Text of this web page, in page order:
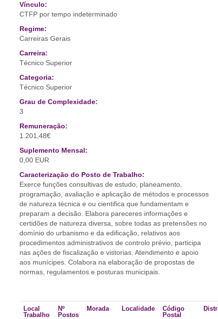
Vínculo:
CTFP por tempo indeterminado
Regime:
Carreiras Gerais
Carreira:
Técnico Superior
Categoria:
Técnico Superior
Grau de Complexidade:
3
Remuneração:
1.201,48€
Suplemento Mensal:
0,00 EUR
Caracterização do Posto de Trabalho:
Exerce funções consultivas de estudo, planeamento,
programação, avaliação e aplicação de métodos e processos
de natureza técnica e ou cientifica que fundamentam e
preparam a decisão. Elabora pareceres informações e
certidões de natureza diversa, sobre todas as pretensões no
domínio do urbanismo e da edificação, relativos aos
procedimentos administrativos de controlo prévio, participa
nas ações de fiscalização e vistorias. Atendimento e apoio
aos munícipes. Colabora na elaboração de propostas de
normas, regulamentos e posturas municipais.
Local
Trabalho
Nº
Postos
Morada Localidade
Código
Postal